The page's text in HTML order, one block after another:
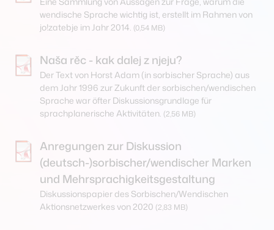
wendische Sprache wichtig ist, erstellt im Rahmen von
jo!zatebje im Jahr 2014. (0,54 MB)
Naša rěc - kak dalej z njeju?
Der Text von Horst Adam (in sorbischer Sprache) aus
dem Jahr 1996 zur Zukunft der sorbischen/wendischen
Sprache war öfter Diskussionsgrundlage für
sprachplanerische Aktivitäten. (2,56 MB)
Anregungen zur Diskussion
(deutsch-)sorbischer/wendischer Marken
und Mehrsprachigkeitsgestaltung
Diskussionspapier des Sorbischen/Wendischen
Aktionsnetzwerkes von 2020 (2,83 MB)